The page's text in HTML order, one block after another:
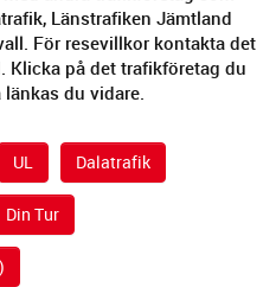
Länstrafiken Jämtland
För resevillkor kontakta det
Klicka på det trafikföretag du
du vidare.
UL Dalatrafik
Din Tur